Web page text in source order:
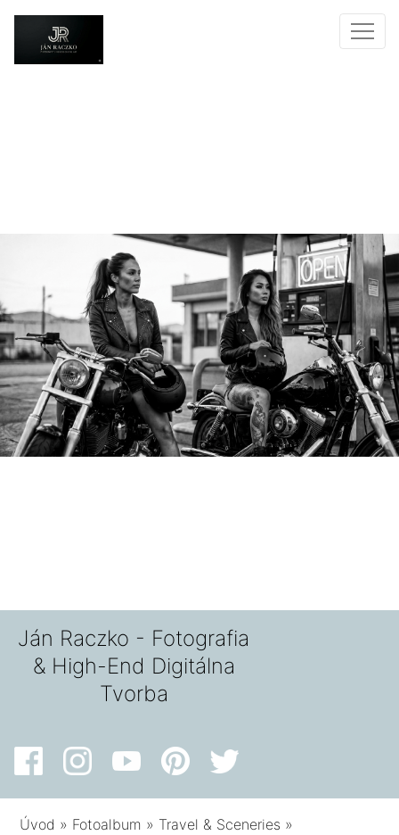
Ján Raczko - Fotografia
& High-End Digitálna
Tvorba
Úvod » Fotoalbum » Travel & Sceneries »